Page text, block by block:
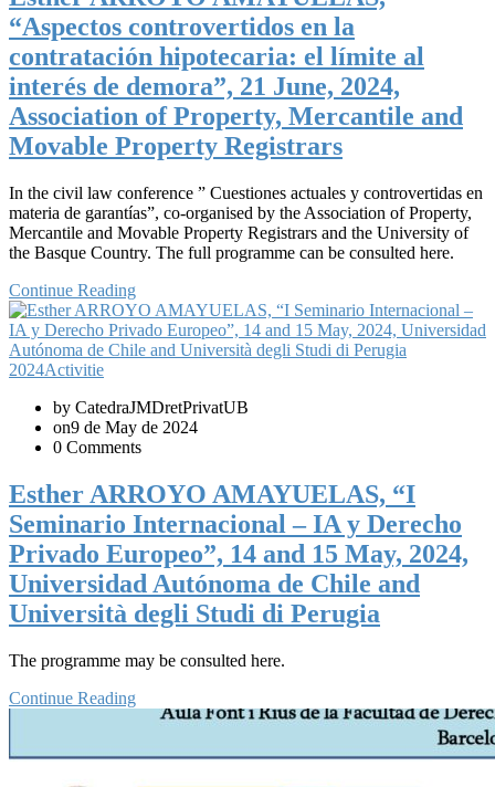
“Aspectos controvertidos en la
contratación hipotecaria: el límite al
interés de demora”, 21 June, 2024,
Association of Property, Mercantile and
Movable Property Registrars
In the civil law conference ” Cuestiones actuales y controvertidas en
materia de garantías”, co-organised by the Association of Property,
Mercantile and Movable Property Registrars and the University of
the Basque Country. The full programme can be consulted here.
Continue Reading
2024Activitie
by CatedraJMDretPrivatUB
on9 de May de 2024
0 Comments
Esther ARROYO AMAYUELAS, “I
Seminario Internacional – IA y Derecho
Privado Europeo”, 14 and 15 May, 2024,
Universidad Autónoma de Chile and
Università degli Studi di Perugia
The programme may be consulted here.
Continue Reading